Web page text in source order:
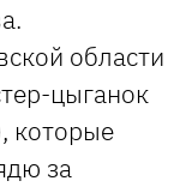
области
цыганок
которые
за